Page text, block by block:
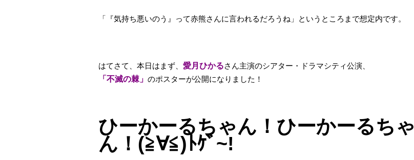
「『気持ち悪いのう』って赤熊さんに言われるだろうね」というところまで想定内です。
はてさて、本日はまず、 愛月ひかるさん主演のシアター・ドラマシティ公演、
「不滅の棘」 のポスターが公開になりました！
ひーかーるちゃん！ひーかーるちゃ
ん！(≧∀≦)ﾄｹﾞ~!